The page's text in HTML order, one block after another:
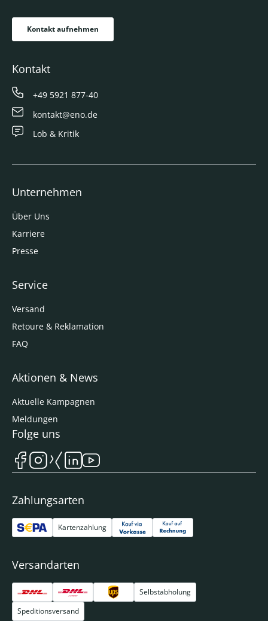
Kontakt aufnehmen
Kontakt
+49 5921 877-40
kontakt@eno.de
Lob & Kritik
Unternehmen
Über Uns
Karriere
Presse
Service
Versand
Retoure & Reklamation
FAQ
Aktionen & News
Aktuelle Kampagnen
Meldungen
Zahlungsarten
Kartenzahlung
Versandarten
Selbstabholung
Speditionsversand
Folge uns